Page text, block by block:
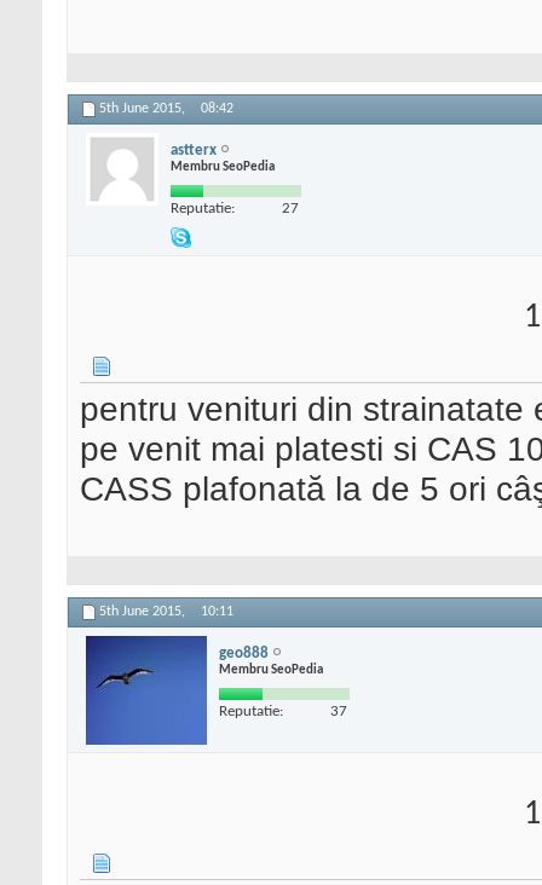
5th June 2015, 08:42
astterx
Membru SeoPedia
Reputatie: 27
pentru venituri din strainatate
pe venit mai platesti si CAS
CASS plafonată la de 5 ori
5th June 2015, 10:11
geo888
Membru SeoPedia
Reputatie: 37